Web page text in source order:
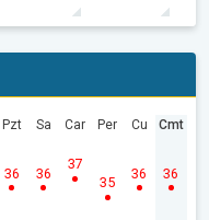
Pzt
36
Sa
36
Car
37
Per
35
Cu
36
Cmt
36